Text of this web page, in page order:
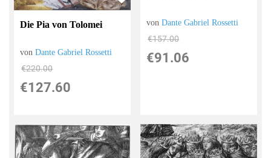
Die Pia von Tolomei
vonDante Gabriel Rossetti
€220.00
€127.60
vonDante Gabriel Rossetti
€157.00
€91.06